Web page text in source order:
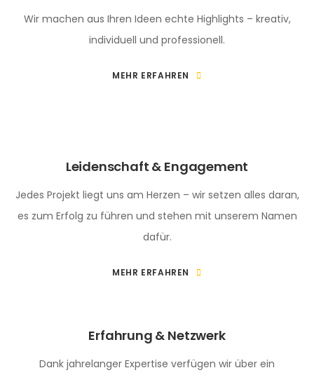
Wir machen aus Ihren Ideen echte Highlights – kreativ,
individuell und professionell.
MEHR ERFAHREN
Leidenschaft & Engagement
Jedes Projekt liegt uns am Herzen – wir setzen alles daran,
es zum Erfolg zu führen und stehen mit unserem Namen
dafür.
MEHR ERFAHREN
Erfahrung & Netzwerk
Dank jahrelanger Expertise verfügen wir über ein